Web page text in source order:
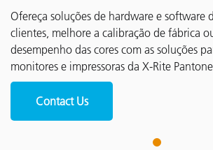
Ofereça soluções de hardware e software
clientes, melhore a calibração de fábrica
desempenho das cores com as soluções
monitores e impressoras da X-Rite
Contact Us
1